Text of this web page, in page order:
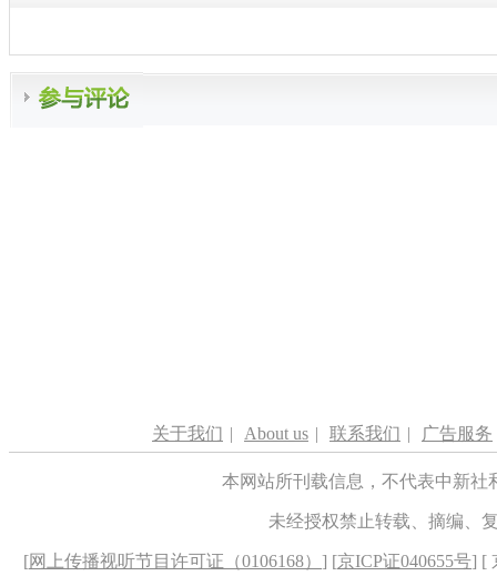
关于我们 | About us | 联系我们 | 广告服务
本网站所刊载信息，不代表中新
未经授权禁止转载、摘编、
[网上传播视听节目许可证（0106168） ] [京ICP证040655号] [